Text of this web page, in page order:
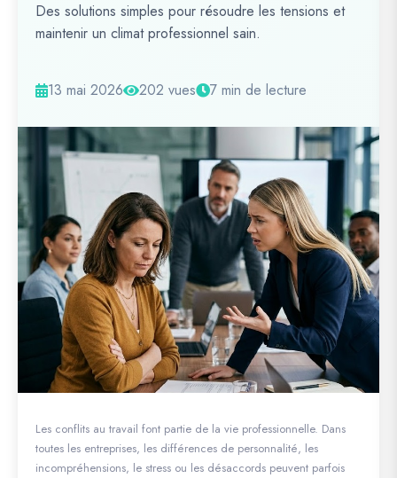
Des solutions simples pour résoudre les tensions et
maintenir un climat professionnel sain.
13 mai 2026 202 vues 7 min de lecture
Les conflits au travail font partie de la vie professionnelle. Dans
toutes les entreprises, les différences de personnalité, les
incompréhensions, le stress ou les désaccords peuvent parfois